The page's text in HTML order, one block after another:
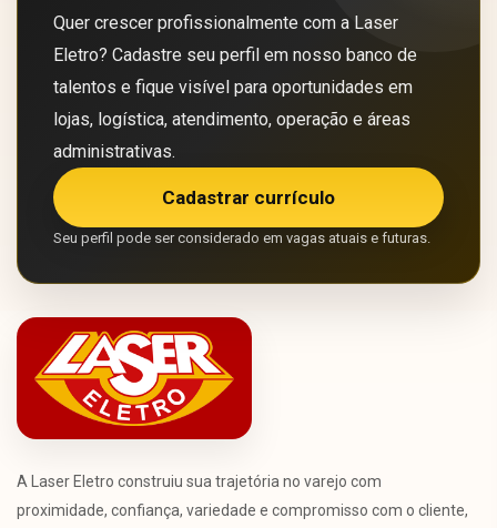
Quer crescer profissionalmente com a Laser
Eletro? Cadastre seu perfil em nosso banco de
talentos e fique visível para oportunidades em
lojas, logística, atendimento, operação e áreas
administrativas.
Cadastrar currículo
Seu perfil pode ser considerado em vagas atuais e futuras.
A Laser Eletro construiu sua trajetória no varejo com
proximidade, confiança, variedade e compromisso com o cliente,